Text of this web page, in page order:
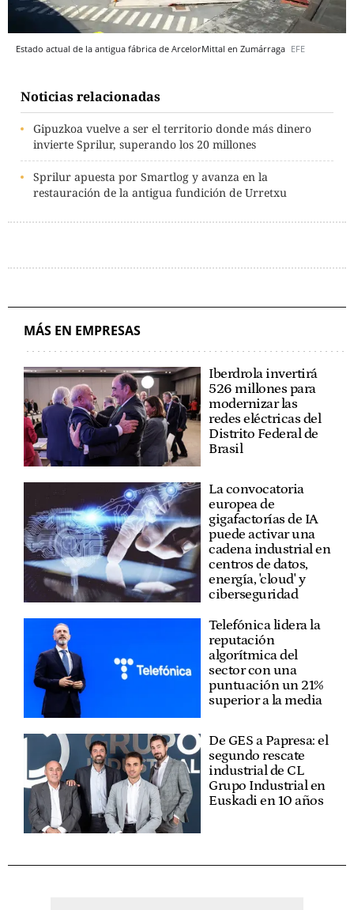
Estado actual de la antigua fábrica de ArcelorMittal en Zumárraga EFE
Noticias relacionadas
Gipuzkoa vuelve a ser el territorio donde más dinero
invierte Sprilur, superando los 20 millones
Sprilur apuesta por Smartlog y avanza en la
restauración de la antigua fundición de Urretxu
MÁS EN EMPRESAS
Iberdrola invertirá
526 millones para
modernizar las
redes eléctricas del
Distrito Federal de
Brasil
La convocatoria
europea de
gigafactorías de IA
puede activar una
cadena industrial en
centros de datos,
energía, 'cloud' y
ciberseguridad
Telefónica lidera la
reputación
algorítmica del
sector con una
puntuación un 21%
superior a la media
De GES a Papresa: el
segundo rescate
industrial de CL
Grupo Industrial en
Euskadi en 10 años